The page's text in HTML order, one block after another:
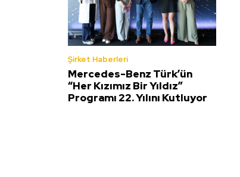
Şirket Haberleri
Mercedes-Benz Türk’ün
“Her Kızımız Bir Yıldız”
Programı 22. Yılını Kutluyor